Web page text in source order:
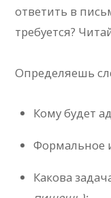
ответить в
требуется?
Определяешь
Кому будет
Формальное
Какова